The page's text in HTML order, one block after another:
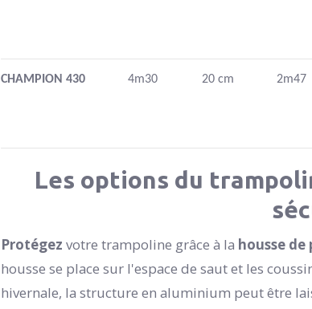
CHAMPION 430 4m30 20 cm 2m47
Les options du
Protégez votre trampoline grâce à la housse
housse se place sur l'espace de saut et les
hivernale, la structure en aluminium peut être